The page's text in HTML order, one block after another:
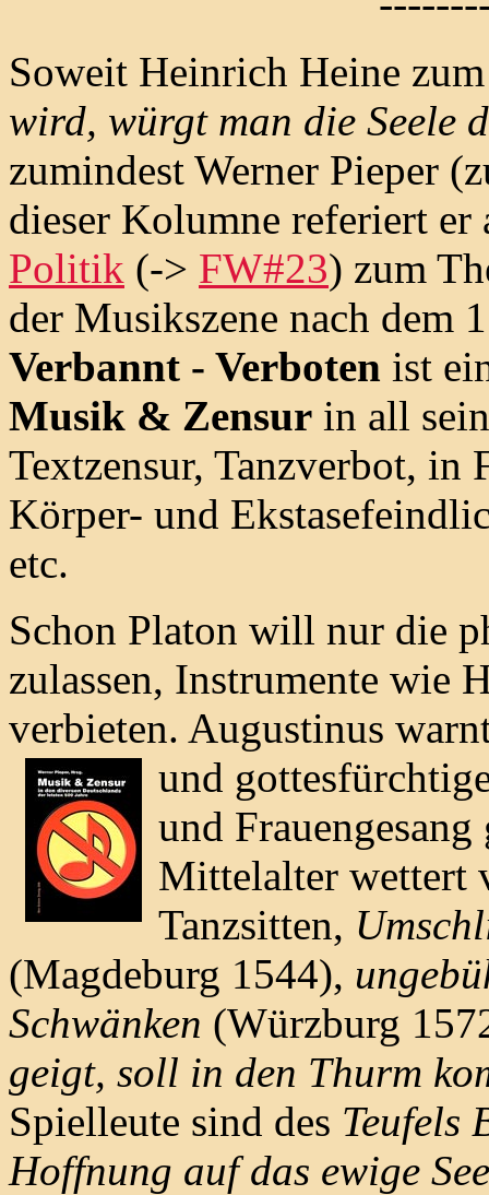
Soweit Heinrich Heine
wird, würgt man die Seele
zumindest Werner Pieper
dieser Kolumne referiert
Politik (-> FW#23) zum
der Musikszene nach dem
Verbannt - Verboten ist
Musik & Zensur in all
Textzensur, Tanzverbot, in
Körper- und
etc.
Schon Platon will nur die
zulassen, Instrumente wie
verbieten. Augustinus
und
und
Mittelalter wettert
Tanzsitten,
(Magdeburg 1544),
Schwänken (Würzburg
geigt, soll in den Thurm
Spielleute sind des Teufels
Hoffnung auf das ewige